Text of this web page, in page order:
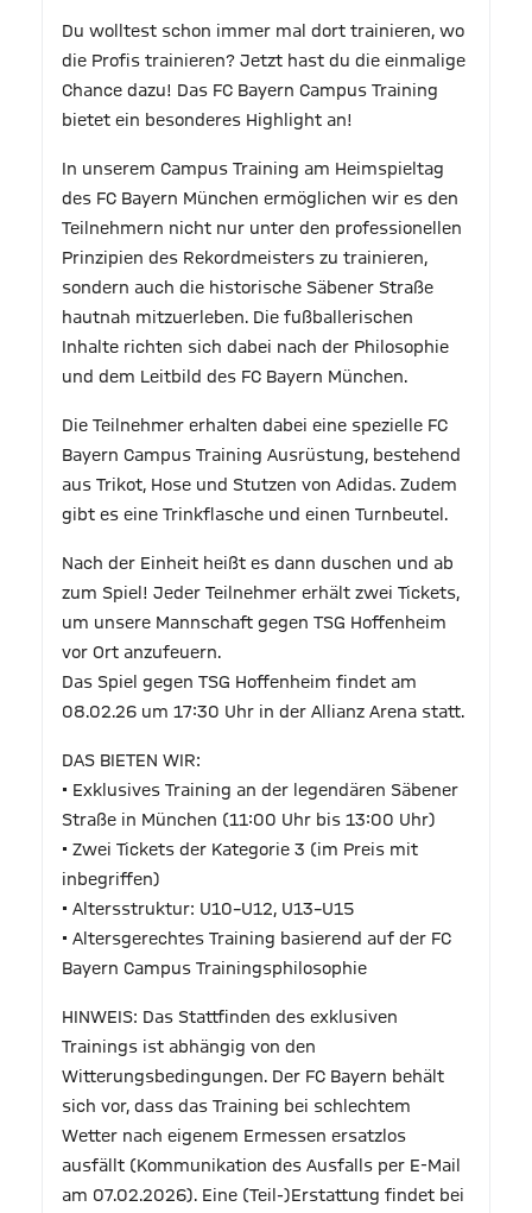
Du wolltest schon immer mal dort trainieren, wo
die Profis trainieren? Jetzt hast du die einmalige
Chance dazu! Das FC Bayern Campus Training
bietet ein besonderes Highlight an!
In unserem Campus Training am Heimspieltag
des FC Bayern München ermöglichen wir es den
Teilnehmern nicht nur unter den professionellen
Prinzipien des Rekordmeisters zu trainieren,
sondern auch die historische Säbener Straße
hautnah mitzuerleben. Die fußballerischen
Inhalte richten sich dabei nach der Philosophie
und dem Leitbild des FC Bayern München.
Die Teilnehmer erhalten dabei eine spezielle FC
Bayern Campus Training Ausrüstung, bestehend
aus Trikot, Hose und Stutzen von Adidas. Zudem
gibt es eine Trinkflasche und einen Turnbeutel.
Nach der Einheit heißt es dann duschen und ab
zum Spiel! Jeder Teilnehmer erhält zwei Tickets,
um unsere Mannschaft gegen TSG Hoffenheim
vor Ort anzufeuern.
Das Spiel gegen TSG Hoffenheim findet am
08.02.26 um 17:30 Uhr in der Allianz Arena statt.
DAS BIETEN WIR:
• Exklusives Training an der legendären Säbener
Straße in München (11:00 Uhr bis 13:00 Uhr)
• Zwei Tickets der Kategorie 3 (im Preis mit
inbegriffen)
• Altersstruktur: U10–U12, U13–U15
• Altersgerechtes Training basierend auf der FC
Bayern Campus Trainingsphilosophie
HINWEIS: Das Stattfinden des exklusiven
Trainings ist abhängig von den
Witterungsbedingungen. Der FC Bayern behält
sich vor, dass das Training bei schlechtem
Wetter nach eigenem Ermessen ersatzlos
ausfällt (Kommunikation des Ausfalls per E-Mail
am 07.02.2026). Eine (Teil-)Erstattung findet bei